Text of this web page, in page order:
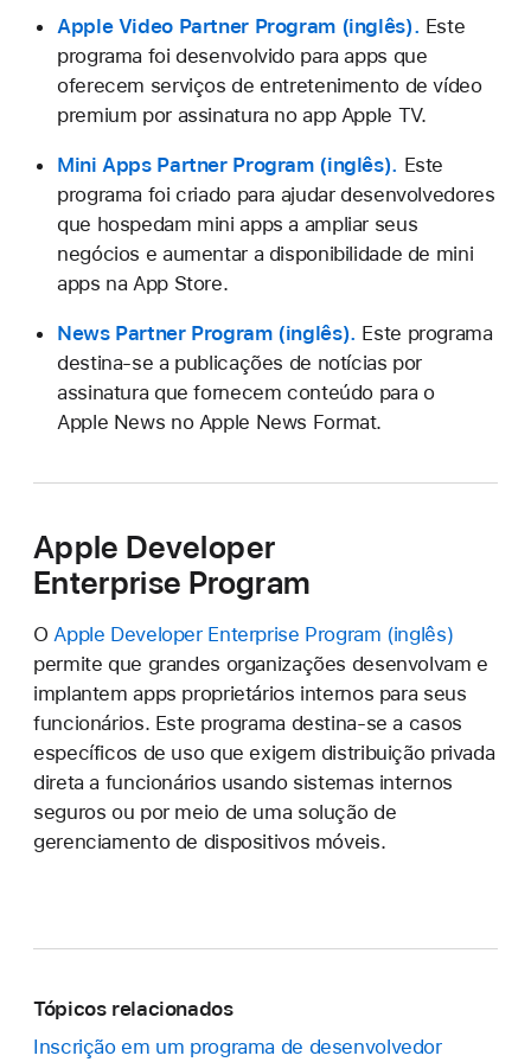
Apple Video Partner Program . Este
programa foi desenvolvido para apps que
oferecem serviços de entretenimento de vídeo
premium por assinatura no app Apple TV.
Mini Apps Partner Program . Este
programa foi criado para ajudar desenvolvedores
que hospedam mini apps a ampliar seus
negócios e aumentar a disponibilidade de mini
apps na App Store.
News Partner Program . Este programa
destina-se a publicações de notícias por
assinatura que fornecem conteúdo para o
Apple News no Apple News Format.
Apple Developer
Enterprise Program
OApple Developer Enterprise Program
permite que grandes organizações desenvolvam e
implantem apps proprietários internos para seus
funcionários. Este programa destina-se a casos
específicos de uso que exigem distribuição privada
direta a funcionários usando sistemas internos
seguros ou por meio de uma solução de
gerenciamento de dispositivos móveis.
Tópicos relacionados
Inscrição em um programa de desenvolvedor